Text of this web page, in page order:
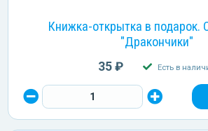
Книжка-открытка в подарок.
"Дракончики"
35 ₽ Есть в